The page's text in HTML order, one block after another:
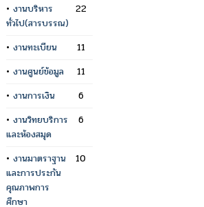
• งานบริหาร
ทั่วไป(สารบรรณ)
22
• งานทะเบียน
11
• งานศูนย์ข้อมูล
11
• งานการเงิน
6
• งานวิทยบริการ
และห้องสมุด
6
• งานมาตราฐาน
และการประกัน
คุณภาพการ
ศึกษา
10